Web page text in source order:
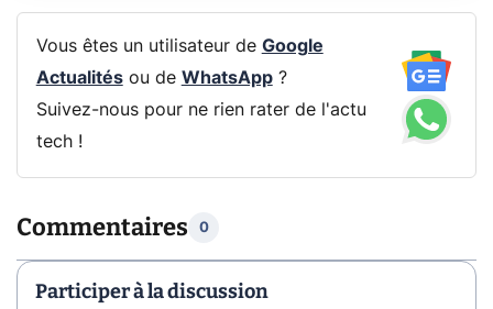
Vous êtes un utilisateur de Google
Actualitésou de WhatsApp?
Suivez-nous pour ne rien rater de l'actu
tech !
Commentaires 0
Participer à la discussion